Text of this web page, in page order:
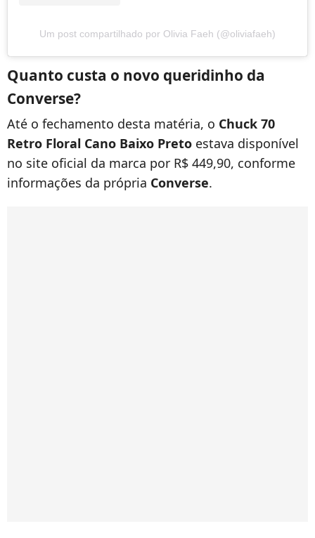
Um post compartilhado por Olivia Faeh (@oliviafaeh)
Quanto custa o novo queridinho da
Converse?
Até o fechamento desta matéria, o Chuck 70
Retro Floral Cano Baixo Preto estava disponível
no site oficial da marca por R$ 449,90, conforme
informações da própria Converse.